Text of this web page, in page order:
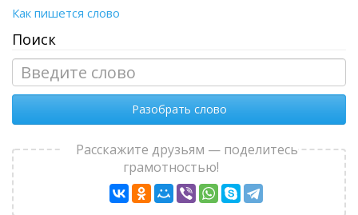
Как пишется слово
Поиск
Разобрать слово
Расскажите друзьям — поделитесь
грамотностью!